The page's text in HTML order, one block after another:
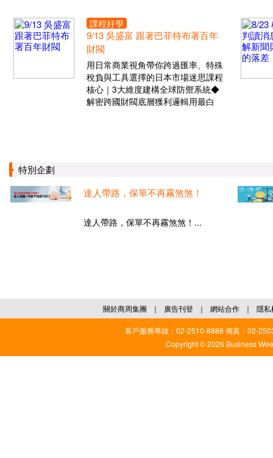
課程好學
9/13 吳盛富 跟著巴菲特布署百年
財閥
用日常商業視角帶你跨過匯率、特殊
稅負與工具選擇的日本市場迷思課程
核心｜3大維度建構全球防禦系統◆
解密跨國財閥底層獲利邏輯用最白
特別企劃
達人帶路，保單不再霧煞煞！
達人帶路，保單不再霧煞煞！...
關於商周集團 ｜ 廣告刊登 ｜ 網站合作 ｜ 隱私
客戶服務專線：02-2510-8888 傳真：02-
Copyright © 2026 Business